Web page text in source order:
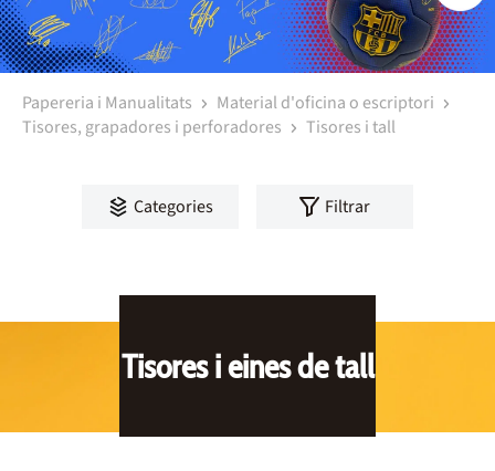
Papereria i Manualitats
Material d'oficina o escriptori
Tisores, grapadores i perforadores
Tisores i tall
Categories Filtrar
Tisores i eines de tall